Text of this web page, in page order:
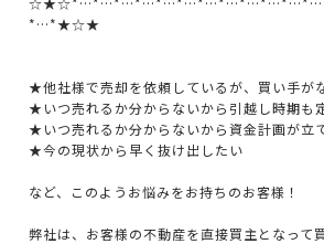
*…*★☆★
★他社様で売却を依頼しているが、買い手が
★いつ売れるか分からないから引越し時期も
★いつ売れるか分からないから資金計画が立
★今の現状から早く抜け出したい
など、このようお悩みをお持ちのお客様！
弊社は、お客様の不動産を直接買主となって